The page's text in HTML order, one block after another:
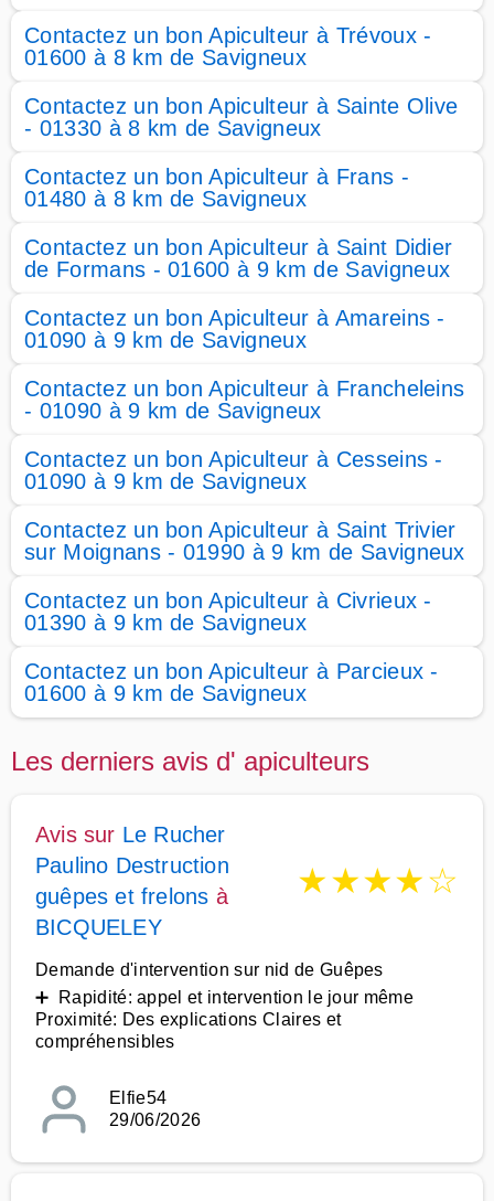
Contactez un bon Apiculteur à Trévoux -
01600 à 8 km de Savigneux
Contactez un bon Apiculteur à Sainte Olive
- 01330 à 8 km de Savigneux
Contactez un bon Apiculteur à Frans -
01480 à 8 km de Savigneux
Contactez un bon Apiculteur à Saint Didier
de Formans - 01600 à 9 km de Savigneux
Contactez un bon Apiculteur à Amareins -
01090 à 9 km de Savigneux
Contactez un bon Apiculteur à Francheleins
- 01090 à 9 km de Savigneux
Contactez un bon Apiculteur à Cesseins -
01090 à 9 km de Savigneux
Contactez un bon Apiculteur à Saint Trivier
sur Moignans - 01990 à 9 km de Savigneux
Contactez un bon Apiculteur à Civrieux -
01390 à 9 km de Savigneux
Contactez un bon Apiculteur à Parcieux -
01600 à 9 km de Savigneux
Les derniers avis d' apiculteurs
Avis sur Le Rucher
Paulino Destruction
guêpes et frelons à
BICQUELEY
★★★★☆
Demande d'intervention sur nid de Guêpes
➕ Rapidité: appel et intervention le jour même
Proximité: Des explications Claires et
compréhensibles
Elfie54
29/06/2026